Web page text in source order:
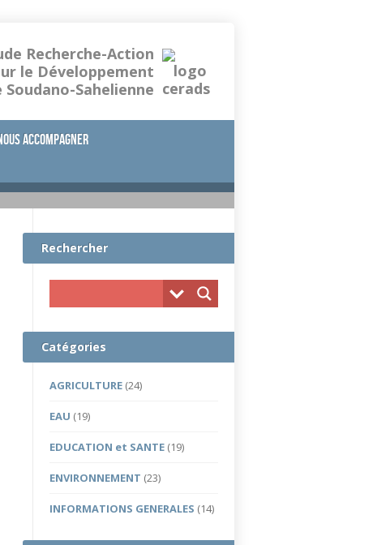
Recherche-Action
le Développement
Soudano-Sahelienne
accompagner
Rechercher
Catégories
AGRICULTURE (24)
EAU (19)
EDUCATION et SANTE (19)
ENVIRONNEMENT (23)
INFORMATIONS GENERALES (14)